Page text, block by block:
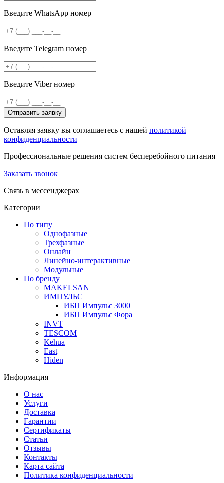
Введите WhatsApp номер
Введите Telegram номер
Введите Viber номер
Отправить заявку
Оставляя заявку вы соглашаетесь с нашей политикой
конфиденциальности
Профессиональные решения систем бесперебойного питания
Заказать звонок
Связь в мессенджерах
Категории
По типу
Однофазные
Трехфазные
Онлайн
Линейно-интерактивные
Модульные
По бренду
MAKELSAN
ИМПУЛЬС
ИБП Импульс 3000
ИБП Импульс Фора
INVT
TESCOM
Kehua
East
Hiden
Информация
О нас
Услуги
Доставка
Гарантии
Сертификаты
Статьи
Отзывы
Контакты
Карта сайта
Политика конфиденциальности